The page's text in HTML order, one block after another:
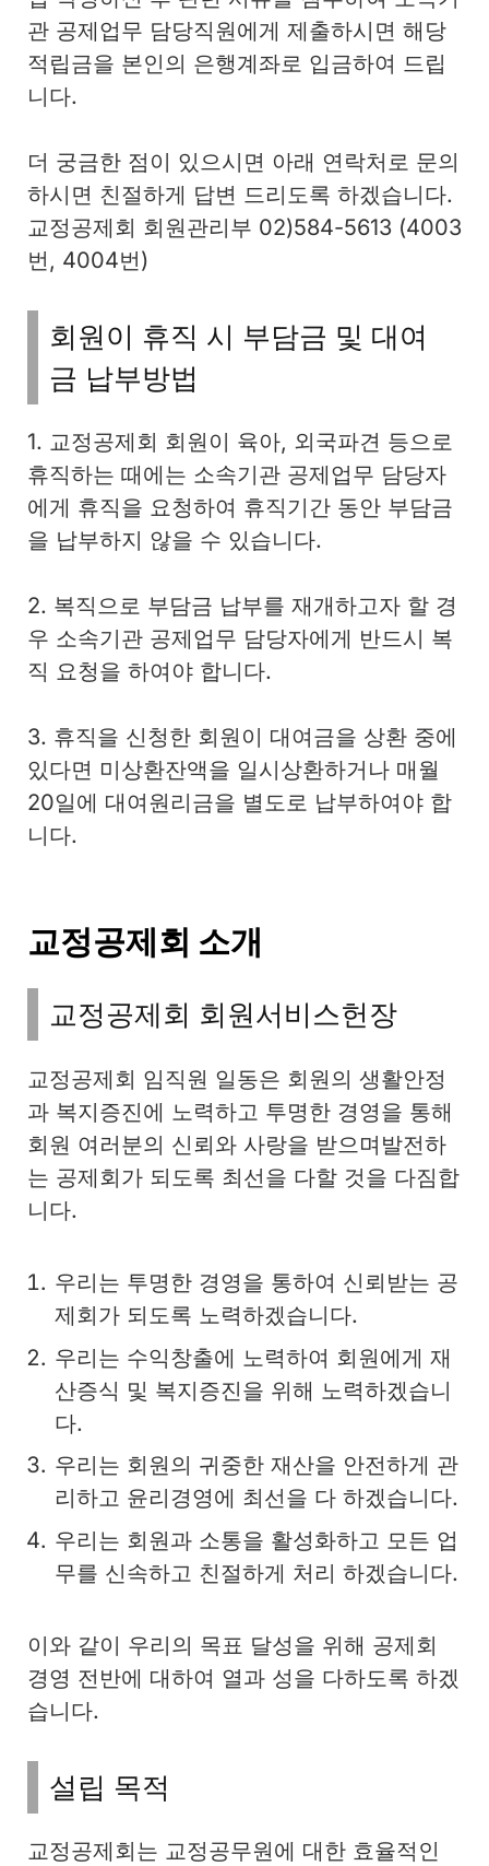
관 공제업무 담당직원에게 제출하시면 해당
적립금을 본인의 은행계좌로 입금하여 드립
니다.
더 궁금한 점이 있으시면 아래 연락처로 문의
하시면 친절하게 답변 드리도록 하겠습니다.
교정공제회 회원관리부 02)584-5613 (4003
번, 4004번)
회원이 휴직 시 부담금 및 대여
금 납부방법
1. 교정공제회 회원이 육아, 외국파견 등으로
휴직하는 때에는 소속기관 공제업무 담당자
에게 휴직을 요청하여 휴직기간 동안 부담금
을 납부하지 않을 수 있습니다.
2. 복직으로 부담금 납부를 재개하고자 할 경
우 소속기관 공제업무 담당자에게 반드시 복
직 요청을 하여야 합니다.
3. 휴직을 신청한 회원이 대여금을 상환 중에
있다면 미상환잔액을 일시상환하거나 매월
20일에 대여원리금을 별도로 납부하여야 합
니다.
교정공제회 소개
교정공제회 회원서비스헌장
교정공제회 임직원 일동은 회원의 생활안정
과 복지증진에 노력하고 투명한 경영을 통해
회원 여러분의 신뢰와 사랑을 받으며발전하
는 공제회가 되도록 최선을 다할 것을 다짐합
니다.
우리는 투명한 경영을 통하여 신뢰받는 공
제회가 되도록 노력하겠습니다.
우리는 수익창출에 노력하여 회원에게 재
산증식 및 복지증진을 위해 노력하겠습니
다.
우리는 회원의 귀중한 재산을 안전하게 관
리하고 윤리경영에 최선을 다 하겠습니다.
우리는 회원과 소통을 활성화하고 모든 업
무를 신속하고 친절하게 처리 하겠습니다.
이와 같이 우리의 목표 달성을 위해 공제회
경영 전반에 대하여 열과 성을 다하도록 하겠
습니다.
설립 목적
교정공제회는 교정공무원에 대한 효율적인